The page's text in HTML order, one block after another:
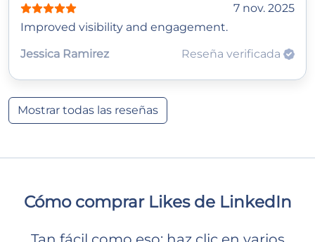
7 nov. 2025
Improved visibility and engagement.
Jessica Ramirez
Reseña verificada
Mostrar todas las reseñas
Cómo comprar Likes de LinkedIn